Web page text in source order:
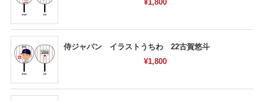
¥1,800
侍ジャパン イラストうちわ 22古賀悠斗
¥1,800